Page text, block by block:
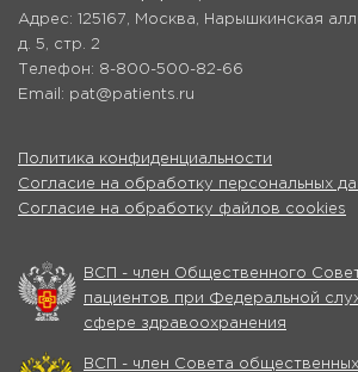
Адрес: 125167, Москва, Нарышкинская
д. 5, стр. 2
Телефон: 8-800-500-82-66
Email: pat@patients.ru
Политика конфиденциальности
Согласие на обработку персональных
Согласие на обработку файлов cookies
ВСП - член Общественного
пациентов при Федеральной
сфере здравоохранения
ВСП - член Совета